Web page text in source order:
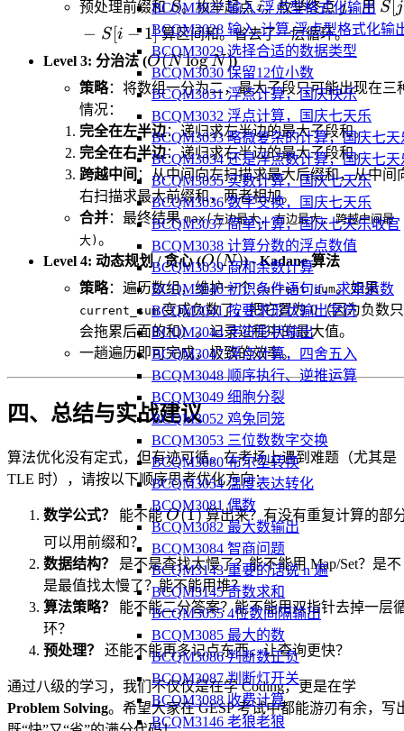
BCQM3027 输入-浮点型格式化输出
BCQM3028 输入-计算-浮点型格式化输
BCQM3029 选择合适的数据类型
BCQM3030 保留12位小数
BCQM3031 浮点计算，国庆快乐
BCQM3032 浮点计算，国庆七天乐
BCQM3033 略微复杂的计算，国庆七天
BCQM3034 还是浮点数计算，国庆七天
BCQM3035 实数计算，国庆七天乐
BCQM3036 数字交换，国庆七天乐
BCQM3037 简单计算，国庆七天乐收官
BCQM3038 计算分数的浮点数值
BCQM3039 商和余数计算
BCQM3040 初识条件语句if，求幸运数
BCQM3041 按要求形状输出字符
BCQM3044 字符形状输出
BCQM3047 浮点计算，四舍五入
BCQM3048 顺序执行、逆推运算
BCQM3049 细胞分裂
BCQM3052 鸡兔同笼
BCQM3053 三位数数字交换
BCQM3080 布尔型转换
BCQM3054 温度表达转化
BCQM3081 偶数
BCQM3082 最大数输出
BCQM3084 智商问题
BCQM3143 重要的话说 n 遍
BCQM3145 奇数求和
BCQM3055 4位数间隔输出
BCQM3085 最大的数
BCQM3086 判断数正负
BCQM3087 判断灯开关
BCQM3088 收费计算
BCQM3146 老狼老狼
预处理前缀和S
S。枚举起点i
i，枚举终点j
j，用 S[j]
-
S [j
− S [i − 1]算区间和。省去了一层循环。
Level 3: 分治法 (O(N
\log
N)
O(N logN))
策略：将数组一分为二，最大子段只可能出现在三
情况：
完全在左半边：递归求左半边的最大子段和。
完全在右半边：递归求右半边的最大子段和。
跨越中间 ：从中间向左扫描求最大后缀和，从中间
右扫描求最大前缀和，两者相加。
合并：最终结果max(左边最大, 右边最大, 跨越中间最
大) 。
Level 4: 动态规划 / 贪心 (O(N)
O(N))-Kadane 算法
策略：遍历数组，维护一个current_sum。如果
current_sum变成负数了，把它置为 0（因为负数只
会拖累后面的和）。记录过程中的最大值。
一趟遍历即可完成，极致的效率。
四、总结与实战建议
算法优化没有定式，但有迹可循。在考场上遇到难题（尤其是
TLE 时），请按以下顺序思考优化方向：
数学公式？ 能不能O(1)
O(1)算出来？有没有重复计算的部
可以用前缀和？
数据结构？
是不是查找太慢了？能不能用 Map/Set？是不
是最值找太慢了？能不能用堆？
算法策略？
能不能二分答案？能不能用双指针去掉一层
环？
预处理？
还能不能再多记点东西，让查询更快？
通过八级的学习，我们不仅仅是在学 Coding，更是在学
Problem Solving。希望大家在 GESP 考试中都能游刃有余，写